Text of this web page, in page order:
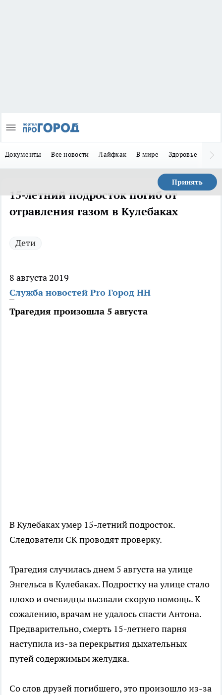
Документы Все новости Лайфхак В мире Здоровье
Принять
15-летний подросток погиб от
отравления газом в Кулебаках
Дети
8 августа 2019
Служба новостей Pro Город НН
Трагедия произошла 5 августа
В Кулебаках умер 15-летний подросток.
Следователи СК проводят проверку.
Трагедия случилась днем 5 августа на улице
Энгельса в Кулебаках. Подростку на улице стало
плохо и очевидцы вызвали скорую помощь. К
сожалению, врачам не удалось спасти Антона.
Предварительно, смерть 15-летнего парня
наступила из-за перекрытия дыхательных
путей содержимым желудка.
Со слов друзей погибшего, это произошло из-за